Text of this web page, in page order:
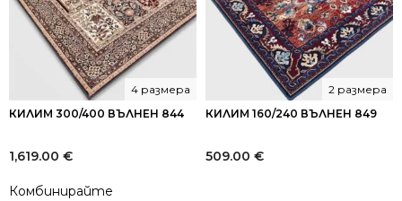
КИЛИМ 300/400 ВЪЛНЕН 844
4 размера
1,619.00 €
Комбинирайте
КИЛИМ 160/240 ВЪЛНЕН 849
2 размера
509.00 €